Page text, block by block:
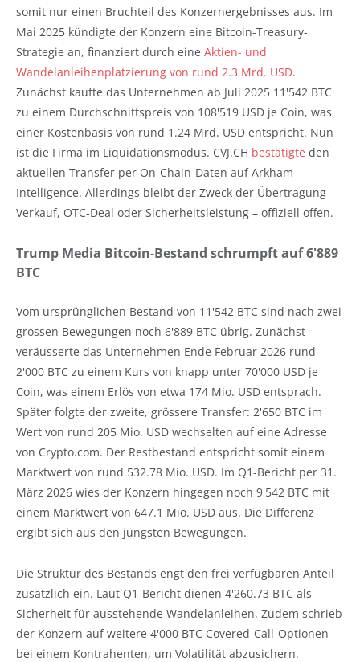
somit nur einen Bruchteil des Konzernergebnisses aus. Im
Mai 2025 kündigte der Konzern eine Bitcoin-Treasury-
Strategie an, finanziert durch eine Aktien- und
Wandelanleihenplatzierung von rund 2.3 Mrd. USD.
Zunächst kaufte das Unternehmen ab Juli 2025 11'542 BTC
zu einem Durchschnittspreis von 108'519 USD je Coin, was
einer Kostenbasis von rund 1.24 Mrd. USD entspricht. Nun
ist die Firma im Liquidationsmodus. CVJ.CH bestätigte den
aktuellen Transfer per On-Chain-Daten auf Arkham
Intelligence. Allerdings bleibt der Zweck der Übertragung –
Verkauf, OTC-Deal oder Sicherheitsleistung – offiziell offen.
Trump Media Bitcoin-Bestand schrumpft auf 6'889
BTC
Vom ursprünglichen Bestand von 11'542 BTC sind nach zwei
grossen Bewegungen noch 6'889 BTC übrig. Zunächst
veräusserte das Unternehmen Ende Februar 2026 rund
2'000 BTC zu einem Kurs von knapp unter 70'000 USD je
Coin, was einem Erlös von etwa 174 Mio. USD entsprach.
Später folgte der zweite, grössere Transfer: 2'650 BTC im
Wert von rund 205 Mio. USD wechselten auf eine Adresse
von Crypto.com. Der Restbestand entspricht somit einem
Marktwert von rund 532.78 Mio. USD. Im Q1-Bericht per 31.
März 2026 wies der Konzern hingegen noch 9'542 BTC mit
einem Marktwert von 647.1 Mio. USD aus. Die Differenz
ergibt sich aus den jüngsten Bewegungen.
Die Struktur des Bestands engt den frei verfügbaren Anteil
zusätzlich ein. Laut Q1-Bericht dienen 4'260.73 BTC als
Sicherheit für ausstehende Wandelanleihen. Zudem schrieb
der Konzern auf weitere 4'000 BTC Covered-Call-Optionen
bei einem Kontrahenten, um Volatilität abzusichern.